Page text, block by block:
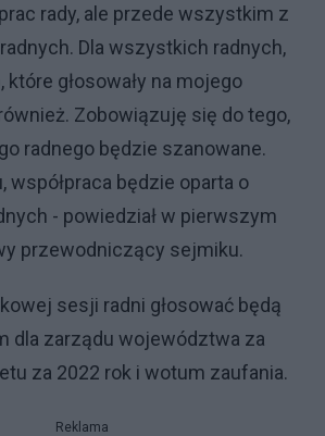
rady, ale przede wszystkim z
Dla wszystkich radnych,
które głosowały na mojego
Zobowiązuję się do tego,
radnego będzie szanowane.
współpraca będzie oparta o
- powiedział w pierwszym
przewodniczący sejmiku.
sesji radni głosować będą
dla zarządu województwa za
za 2022 rok i wotum zaufania.
Reklama